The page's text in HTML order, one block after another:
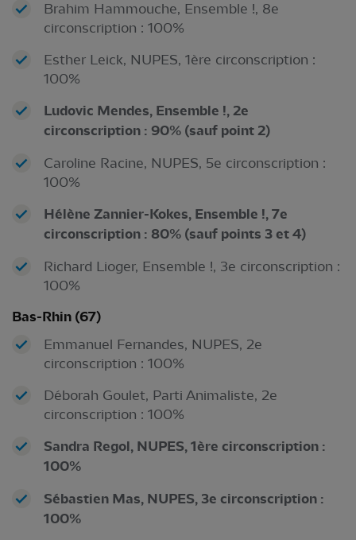
Brahim Hammouche, Ensemble !, 8e
circonscription : 100%
Esther Leick, NUPES, 1ère circonscription :
100%
Ludovic Mendes, Ensemble !, 2e
circonscription : 90% (sauf point 2)
Caroline Racine, NUPES, 5e circonscription :
100%
Hélène Zannier-Kokes, Ensemble !, 7e
circonscription : 80% (sauf points 3 et 4)
Richard Lioger, Ensemble !, 3e circonscription :
100%
Bas-Rhin (67)
Emmanuel Fernandes, NUPES, 2e
circonscription : 100%
Déborah Goulet, Parti Animaliste, 2e
circonscription : 100%
Sandra Regol, NUPES, 1ère circonscription :
100%
Sébastien Mas, NUPES, 3e circonscription :
100%